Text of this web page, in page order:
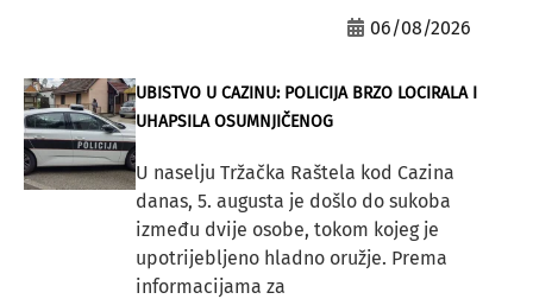
06/08/2026
UBISTVO U CAZINU: POLICIJA BRZO LOCIRALA I
UHAPSILA OSUMNJIČENOG
U naselju Tržačka Raštela kod Cazina
danas, 5. augusta je došlo do sukoba
između dvije osobe, tokom kojeg je
upotrijebljeno hladno oružje. Prema
informacijama za